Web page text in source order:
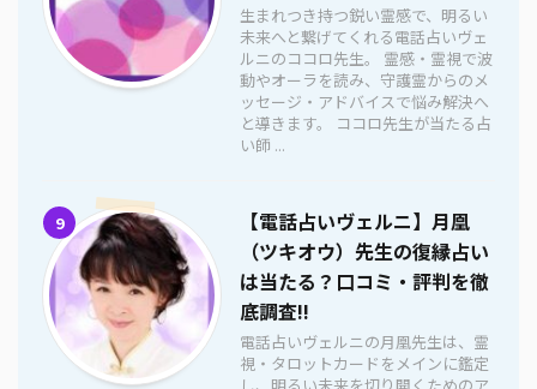
生まれつき持つ鋭い霊感で、明るい
未来へと繋げてくれる電話占いヴェ
ルニのココロ先生。 霊感・霊視で波
動やオーラを読み、守護霊からのメ
ッセージ・アドバイスで悩み解決へ
と導きます。 ココロ先生が当たる占
い師 ...
9
【電話占いヴェルニ】月凰
（ツキオウ）先生の復縁占い
は当たる？口コミ・評判を徹
底調査!!
電話占いヴェルニの月凰先生は、霊
視・タロットカードをメインに鑑定